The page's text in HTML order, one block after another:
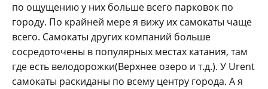
по ощущению у них больше всего парковок по
городу. По крайней мере я вижу их самокаты чаще
всего. Самокаты других компаний больше
сосредоточены в популярных местах катания, там
где есть велодорожки(Верхнее озеро и т.д.). У Urent
самокаты раскиданы по всему центру города. А я